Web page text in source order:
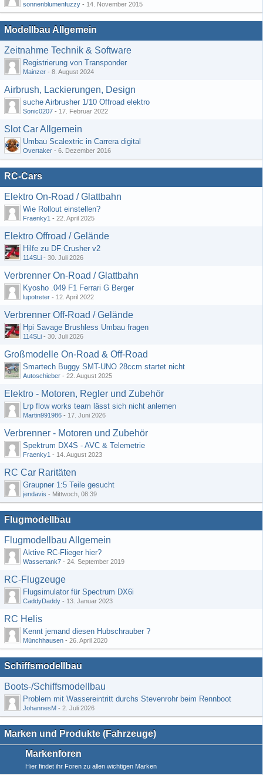
sonnenblumenfuzzy - 14. November 2015
Modellbau Allgemein
Zeitnahme Technik & Software
Registrierung von Transponder
Mainzer - 8. August 2024
Airbrush, Lackierungen, Design
suche Airbrusher 1/10 Offroad elektro
Sonic0207 - 17. Februar 2022
Slot Car Allgemein
Umbau Scalextric in Carrera digital
Overtaker - 6. Dezember 2016
RC-Cars
Elektro On-Road / Glattbahn
Wie Rollout einstellen?
Fraenky1 - 22. April 2025
Elektro Offroad / Gelände
Hilfe zu DF Crusher v2
114SLi - 30. Juli 2026
Verbrenner On-Road / Glattbahn
Kyosho .049 F1 Ferrari G Berger
lupotreter - 12. April 2022
Verbrenner Off-Road / Gelände
Hpi Savage Brushless Umbau fragen
114SLi - 30. Juli 2026
Großmodelle On-Road & Off-Road
Smartech Buggy SMT-UNO 28ccm startet nicht
Autoschieber - 22. August 2025
Elektro - Motoren, Regler und Zubehör
Lrp flow works team lässt sich nicht anlernen
Martin991986 - 17. Juni 2026
Verbrenner - Motoren und Zubehör
Spektrum DX4S - AVC & Telemetrie
Fraenky1 - 14. August 2023
RC Car Raritäten
Graupner 1:5 Teile gesucht
jendavis - Mittwoch, 08:39
Flugmodellbau
Flugmodellbau Allgemein
Aktive RC-Flieger hier?
Wassertank7 - 24. September 2019
RC-Flugzeuge
Flugsimulator für Spectrum DX6i
CaddyDaddy - 13. Januar 2023
RC Helis
Kennt jemand diesen Hubschrauber ?
Münchhausen - 26. April 2020
Schiffsmodellbau
Boots-/Schiffsmodellbau
Problem mit Wassereintritt durchs Stevenrohr beim Rennboot
JohannesM - 2. Juli 2026
Marken und Produkte (Fahrzeuge)
Markenforen
Hier findet ihr Foren zu allen wichtigen Marken